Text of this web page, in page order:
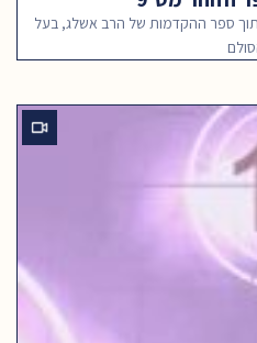
ספר ההקדמות של הרב אשלג, בעל